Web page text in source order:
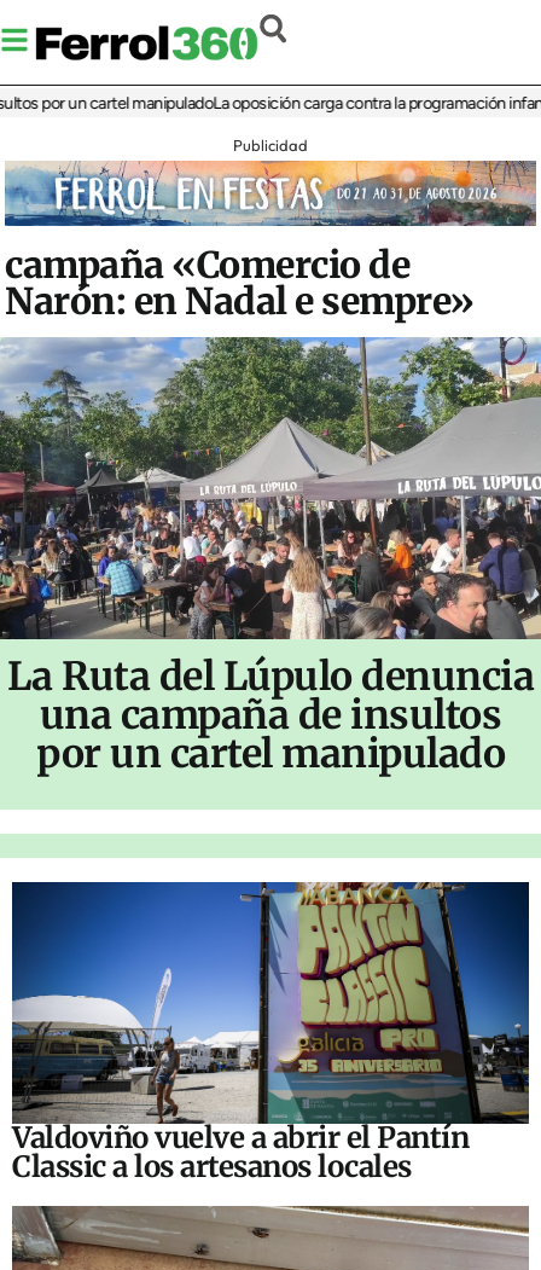
un cartel manipuladoLa oposición carga contra la programación infantil de
Publicidad
campaña «Comercio de
Narón: en Nadal e sempre»
La Ruta del Lúpulo denuncia
una campaña de insultos
por un cartel manipulado
Valdoviño vuelve a abrir el Pantín
Classic a los artesanos locales